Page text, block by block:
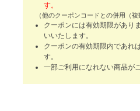
す。
（他のクーポンコードとの併用（
クーポンには有効期限があり
いいたします。
クーポンの有効期限内であれ
す。
一部ご利用になれない商品が